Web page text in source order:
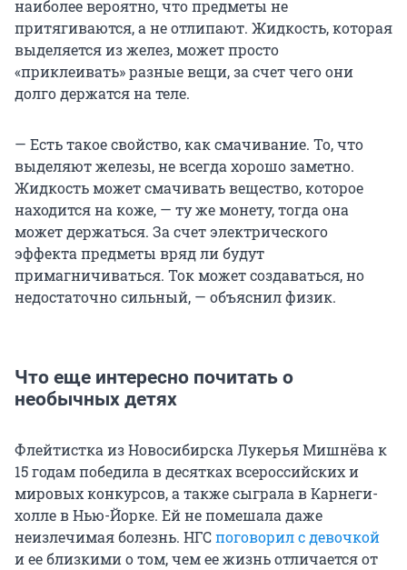
наиболее вероятно, что предметы не
притягиваются, а не отлипают. Жидкость, которая
выделяется из желез, может просто
«приклеивать» разные вещи, за счет чего они
долго держатся на теле.
— Есть такое свойство, как смачивание. То, что
выделяют железы, не всегда хорошо заметно.
Жидкость может смачивать вещество, которое
находится на коже, — ту же монету, тогда она
может держаться. За счет электрического
эффекта предметы вряд ли будут
примагничиваться. Ток может создаваться, но
недостаточно сильный, — объяснил физик.
Что еще интересно почитать о
необычных детях
Флейтистка из Новосибирска Лукерья Мишнёва к
15 годам победила в десятках всероссийских и
мировых конкурсов, а также сыграла в Карнеги-
холле в Нью-Йорке. Ей не помешала даже
неизлечимая болезнь. НГСпоговорил с девочкой
и ее близкими о том, чем ее жизнь отличается от